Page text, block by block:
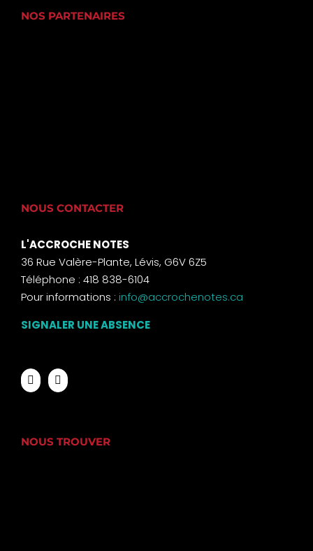
NOS PARTENAIRES
NOUS CONTACTER
L'ACCROCHE NOTES
36 Rue Valère-Plante, Lévis, G6V 6Z5
Téléphone : 418 838-6104
Pour informations : info@accrochenotes.ca
SIGNALER UNE ABSENCE
NOUS TROUVER